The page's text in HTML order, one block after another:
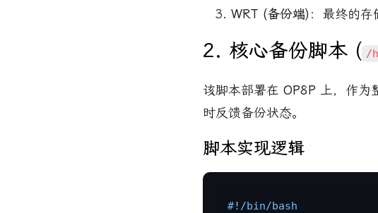
WRT (备份端)：最终的存
2. 核心备份脚本 ( /
该脚本部署在 OP8P 上，作为
时反馈备份状态。
脚本实现逻辑
#!/bin/bash